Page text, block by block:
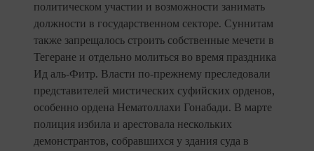
политическом участии и возможности занимать
должности в государственном секторе. Суннитам
также запрещалось строить собственные мечети в
Тегеране и отдельно молиться во время праздника
Ид аль-Фитр. Власти по-прежнему преследовали
представителей мистических суфийских орденов,
особенно ордена Нематоллахи Гонабади. В марте
полиция избила и арестовала нескольких
демонстрантов, собравшихся у здания суда в